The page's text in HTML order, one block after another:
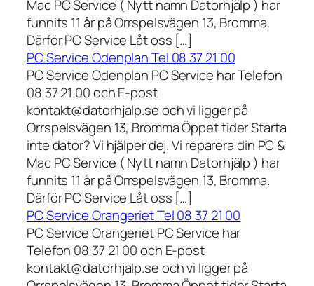
Mac PC Service ( Nytt namn Datorhjälp ) har
funnits 11 år på Orrspelsvägen 13, Bromma.
Därför PC Service Låt oss […]
PC Service Odenplan Tel 08 37 21 00
PC Service Odenplan PC Service har Telefon
08 37 21 00 och E-post
kontakt@datorhjalp.se och vi ligger på
Orrspelsvägen 13, Bromma Öppet tider Starta
inte dator? Vi hjälper dej. Vi reparera din PC &
Mac PC Service ( Nytt namn Datorhjälp ) har
funnits 11 år på Orrspelsvägen 13, Bromma.
Därför PC Service Låt oss […]
PC Service Orangeriet Tel 08 37 21 00
PC Service Orangeriet PC Service har
Telefon 08 37 21 00 och E-post
kontakt@datorhjalp.se och vi ligger på